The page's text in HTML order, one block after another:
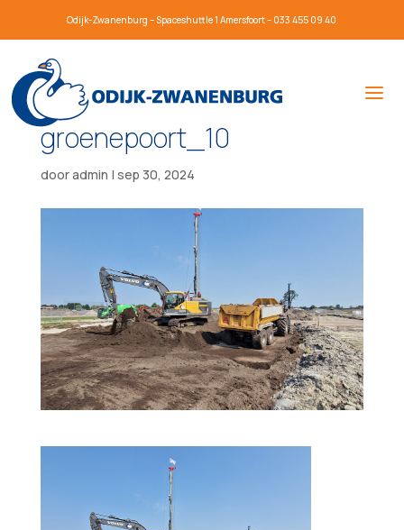
Odijk-Zwanenburg – Spaceshuttle 1 Amersfoort – 033 455 09 40
groenepoort_10
dooradmin | sep 30, 2024